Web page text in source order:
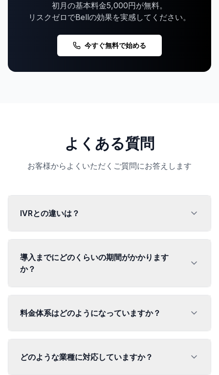
初月の基本料金5,000円が無料。
リスクゼロでBellの効果を実感してください。
今すぐ無料で始める
よくある質問
お客様からよくいただくご質問にお答えします
IVRとの違いは？
導入までにどのくらいの期間がかかります
か？
料金体系はどのようになっていますか？
どのような業種に対応していますか？